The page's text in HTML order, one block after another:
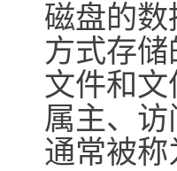
磁盘的
方式存
文件和
属主、
通常被